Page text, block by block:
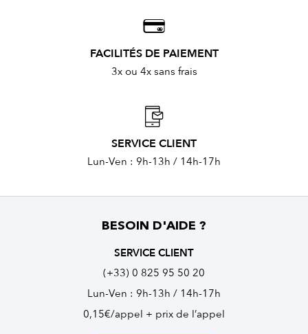
FACILITÉS DE PAIEMENT
3x ou 4x sans frais
SERVICE CLIENT
Lun-Ven : 9h-13h / 14h-17h
BESOIN D'AIDE ?
SERVICE CLIENT
(+33) 0 825 95 50 20
Lun-Ven : 9h-13h / 14h-17h
0,15€/appel + prix de l’appel